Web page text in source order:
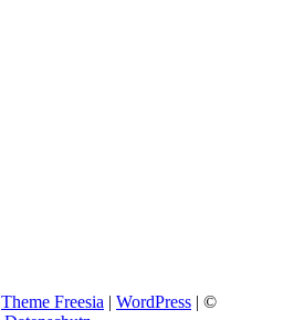
Theme Freesia | WordPress | ©